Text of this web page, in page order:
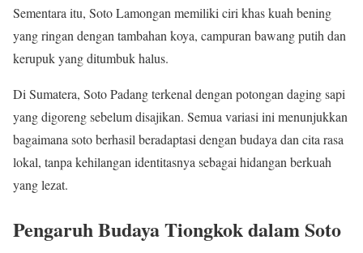
Sementara itu, Soto Lamongan memiliki ciri khas kuah bening
yang ringan dengan tambahan koya, campuran bawang putih dan
kerupuk yang ditumbuk halus.
Di Sumatera, Soto Padang terkenal dengan potongan daging sapi
yang digoreng sebelum disajikan. Semua variasi ini menunjukkan
bagaimana soto berhasil beradaptasi dengan budaya dan cita rasa
lokal, tanpa kehilangan identitasnya sebagai hidangan berkuah
yang lezat.
Pengaruh Budaya Tiongkok dalam Soto